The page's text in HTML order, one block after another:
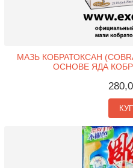
МАЗЬ КОБРАТОКСАН
ОСНОВЕ ЯДА